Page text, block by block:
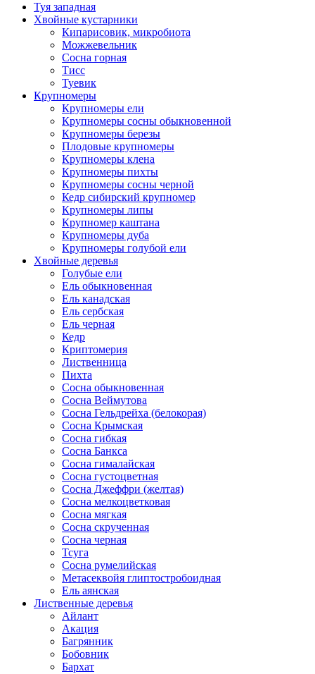
Туя западная
Хвойные кустарники
Кипарисовик, микробиота
Можжевельник
Сосна горная
Тисс
Туевик
Крупномеры
Крупномеры ели
Крупномеры сосны обыкновенной
Крупномеры березы
Плодовые крупномеры
Крупномеры клена
Крупномеры пихты
Крупномеры сосны черной
Кедр сибирский крупномер
Крупномеры липы
Крупномер каштана
Крупномеры дуба
Крупномеры голубой ели
Хвойные деревья
Голубые ели
Ель обыкновенная
Ель канадская
Ель сербская
Ель черная
Кедр
Криптомерия
Лиственница
Пихта
Сосна обыкновенная
Сосна Веймутова
Сосна Гельдрейха (белокорая)
Сосна Крымская
Сосна гибкая
Сосна Банкса
Сосна гималайская
Сосна густоцветная
Сосна Джеффри (желтая)
Сосна мелкоцветковая
Сосна мягкая
Сосна скрученная
Сосна черная
Тсуга
Сосна румелийская
Метасеквойя глиптостробоидная
Ель аянская
Лиственные деревья
Айлант
Акация
Багрянник
Бобовник
Бархат